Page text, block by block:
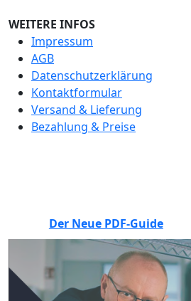
WEITERE INFOS
Impressum
AGB
Datenschutzerklärung
Kontaktformular
Versand & Lieferung
Bezahlung & Preise
Der Neue PDF-Guide